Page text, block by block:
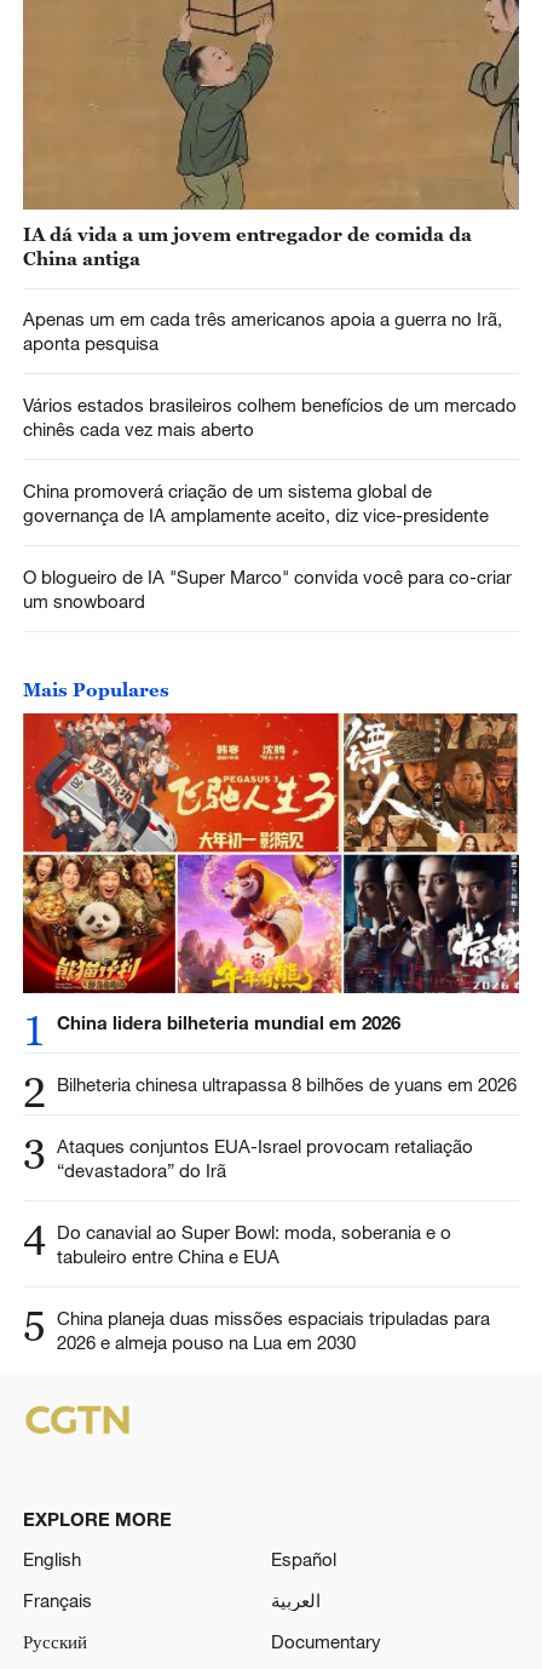
IA dá vida a um jovem entregador de comida da
China antiga
Apenas um em cada três americanos apoia a guerra no Irã,
aponta pesquisa
Vários estados brasileiros colhem benefícios de um mercado
chinês cada vez mais aberto
China promoverá criação de um sistema global de
governança de IA amplamente aceito, diz vice-presidente
O blogueiro de IA "Super Marco" convida você para co-criar
um snowboard
Mais Populares
1 China lidera bilheteria mundial em 2026
2 Bilheteria chinesa ultrapassa 8 bilhões de yuans em 2026
3 Ataques conjuntos EUA-Israel provocam retaliação
“devastadora” do Irã
4 Do canavial ao Super Bowl: moda, soberania e o
tabuleiro entre China e EUA
5
China planeja duas missões espaciais tripuladas para
2026 e almeja pouso na Lua em 2030
EXPLORE MORE
English
Español
Français
العربية
Русский
Documentary